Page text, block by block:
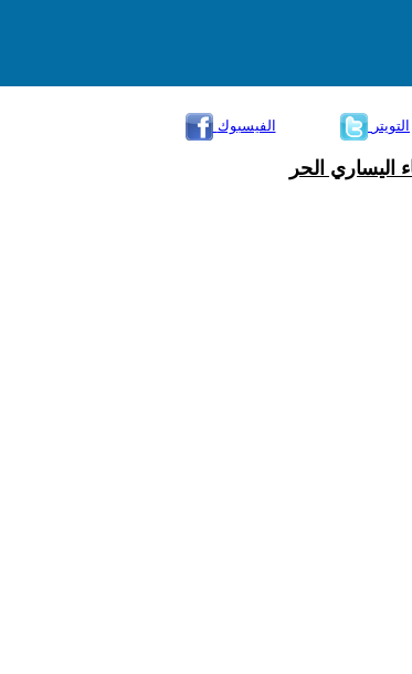
الفيسبوك
التويتر
اليساري الحر